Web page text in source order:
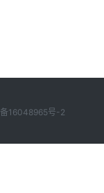
16048965号-2